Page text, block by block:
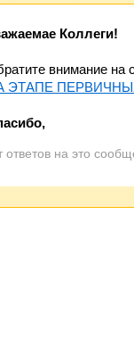
Коллеги!
внимание на
ЭТАПЕ
ответов на это